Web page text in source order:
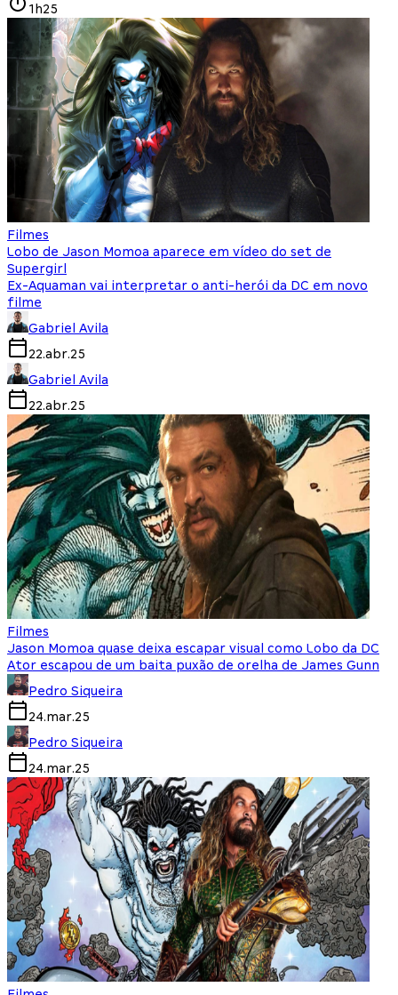
1h25
Filmes
Lobo de Jason Momoa aparece em vídeo do set de
Supergirl
Ex-Aquaman vai interpretar o anti-herói da DC em novo
filme
Gabriel Avila
22.abr.25
Gabriel Avila
22.abr.25
Filmes
Jason Momoa quase deixa escapar visual como Lobo da DC
Ator escapou de um baita puxão de orelha de James Gunn
Pedro Siqueira
24.mar.25
Pedro Siqueira
24.mar.25